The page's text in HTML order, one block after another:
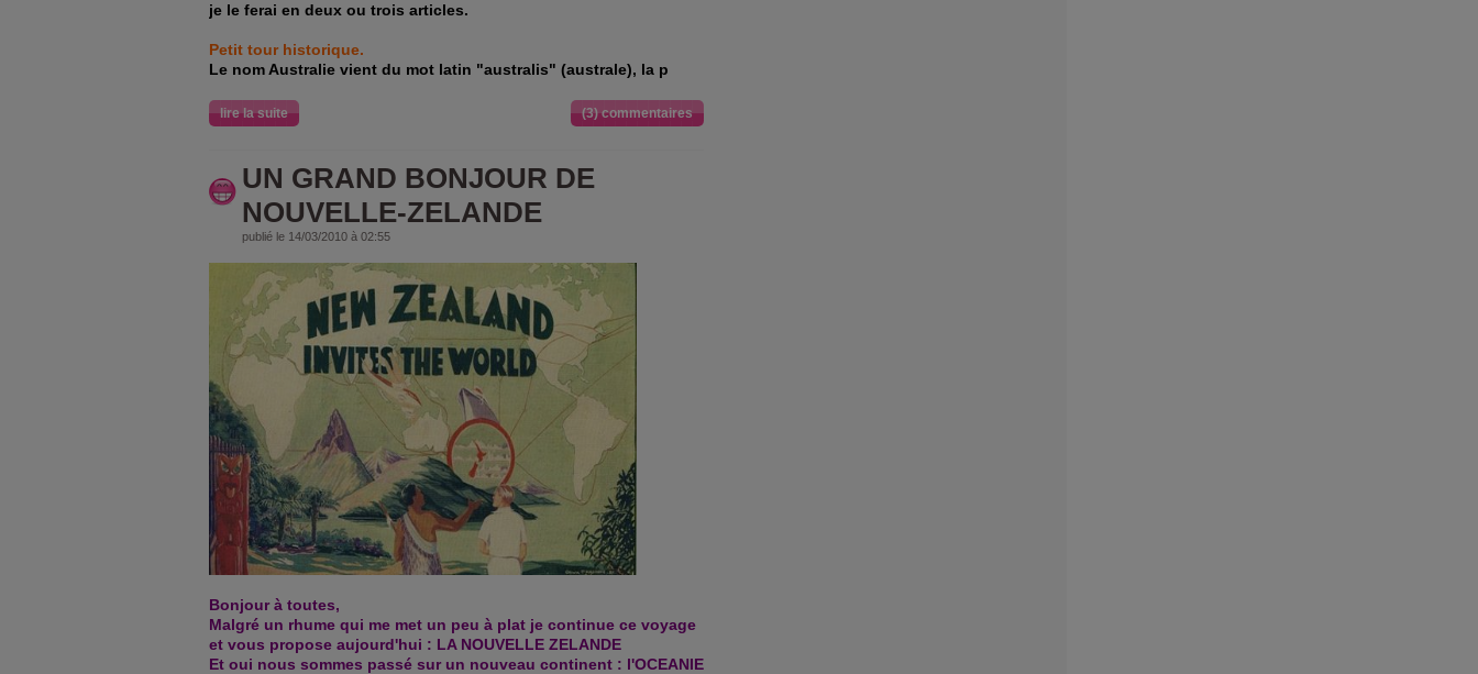
je le ferai en deux ou trois articles.
Petit tour historique.
Le nom Australie vient du mot latin "australis" (australe), la p
lire la suite (3) commentaires
UN GRAND BONJOUR DE
NOUVELLE-ZELANDE
publié le 14/03/2010 à 02:55
Bonjour à toutes,
Malgré un rhume qui me met un peu à plat je continue ce voyage
et vous propose aujourd'hui : LA NOUVELLE ZELANDE
Et oui nous sommes passé sur un nouveau continent : l'OCEANIE